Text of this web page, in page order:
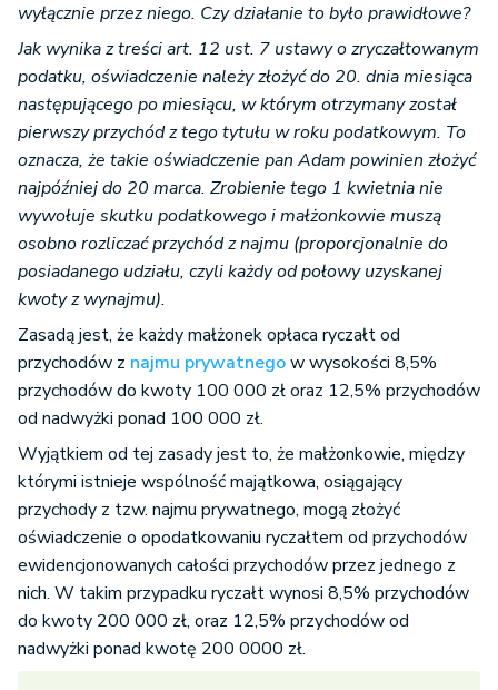
wyłącznie przez niego. Czy działanie to było prawidłowe?
Jak wynika z treści art. 12 ust. 7 ustawy o zryczałtowanym
podatku, oświadczenie należy złożyć do 20. dnia miesiąca
następującego po miesiącu, w którym otrzymany został
pierwszy przychód z tego tytułu w roku podatkowym. To
oznacza, że takie oświadczenie pan Adam powinien złożyć
najpóźniej do 20 marca. Zrobienie tego 1 kwietnia nie
wywołuje skutku podatkowego i małżonkowie muszą
osobno rozliczać przychód z najmu (proporcjonalnie do
posiadanego udziału, czyli każdy od połowy uzyskanej
kwoty z wynajmu).
Zasadą jest, że każdy małżonek opłaca ryczałt od
przychodów z najmu prywatnegow wysokości 8,5%
przychodów do kwoty 100 000 zł oraz 12,5% przychodów
od nadwyżki ponad 100 000 zł.
Wyjątkiem od tej zasady jest to, że małżonkowie, między
którymi istnieje wspólność majątkowa, osiągający
przychody z tzw. najmu prywatnego, mogą złożyć
oświadczenie o opodatkowaniu ryczałtem od przychodów
ewidencjonowanych całości przychodów przez jednego z
nich. W takim przypadku ryczałt wynosi 8,5% przychodów
do kwoty 200 000 zł, oraz 12,5% przychodów od
nadwyżki ponad kwotę 200 0000 zł.